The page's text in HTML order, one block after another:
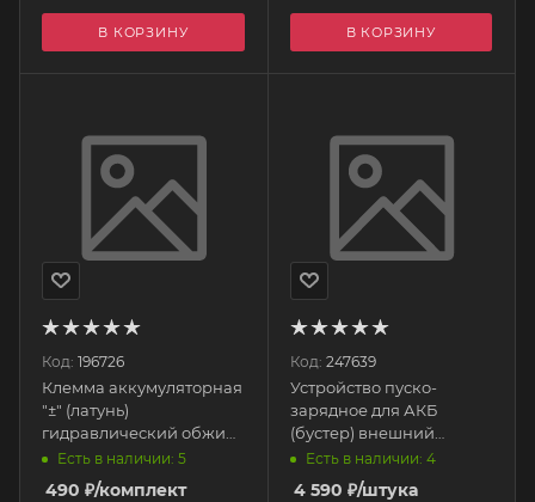
В КОРЗИНУ В КОРЗИНУ
Код: 196726
Клемма аккумуляторная
"±" (латунь)
гидравлический обжим
9 мм SBT 017 STARTVOLT
Есть в наличии: 5
490 ₽/комплект
Код: 247639
Устройство пуско-
зарядное для АКБ
(бустер) внешний
10000mAh 37Wh черный
QS3 HOCO
Есть в наличии: 4
4 590 ₽/штука